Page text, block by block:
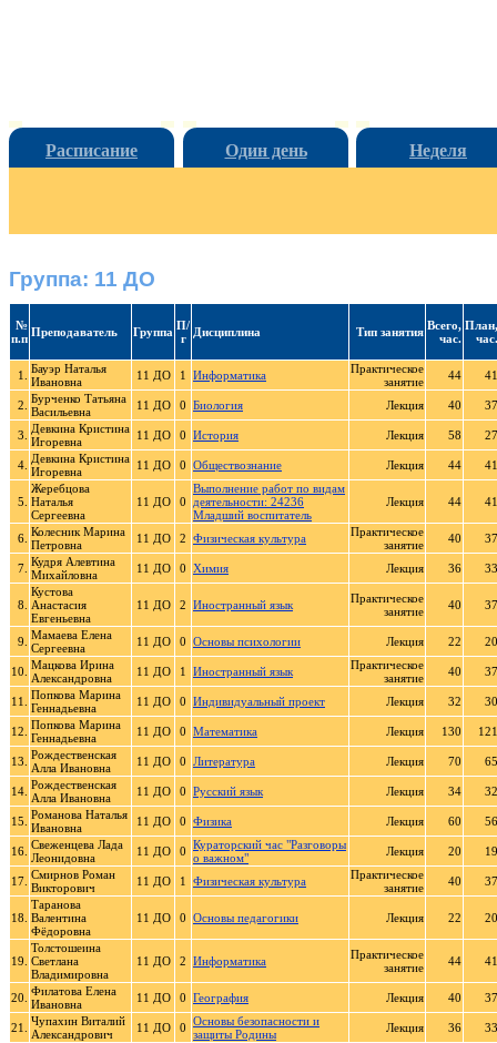
Расписание Один день Неделя
Группа: 11 ДО
№
п.п Преподаватель Группа П/
г
Дисциплина Тип занятия Всего,
час.
План,
час.
1.
Бауэр Наталья
Ивановна
11 ДО 1 Информатика
Практическое
занятие
44 41
2. Бурченко Татьяна
Васильевна
11 ДО 0 Биология Лекция 40 37
3.
Девкина Кристина
Игоревна
11 ДО 0 История Лекция 58 27
4. Девкина Кристина
Игоревна
11 ДО 0 Обществознание Лекция 44 41
5.
Жеребцова
Наталья
Сергеевна
11 ДО 0
Выполнение работ по видам
деятельности: 24236
Младший воспитатель
Лекция 44 41
6. Колесник Марина
Петровна
11 ДО 2 Физическая культура
Практическое
занятие
40 37
7. Кудря Алевтина
Михайловна
11 ДО 0 Химия Лекция 36 33
8.
Кустова
Анастасия
Евгеньевна
11 ДО 2 Иностранный язык
Практическое
занятие
40 37
9. Мамаева Елена
Сергеевна
11 ДО 0 Основы психологии Лекция 22 20
10. Мацкова Ирина
Александровна
11 ДО 1 Иностранный язык
Практическое
занятие
40 37
11.
Попкова Марина
Геннадьевна
11 ДО 0 Индивидуальный проект Лекция 32 30
12. Попкова Марина
Геннадьевна
11 ДО 0 Математика Лекция 130 121
13. Рождественская
Алла Ивановна
11 ДО 0 Литература Лекция 70 65
14. Рождественская
Алла Ивановна
11 ДО 0 Русский язык Лекция 34 32
15. Романова Наталья
Ивановна
11 ДО 0 Физика Лекция 60 56
16. Свеженцева Лада
Леонидовна
11 ДО 0 Кураторский час "Разговоры
о важном"
Лекция 20 19
17. Смирнов Роман
Викторович
11 ДО 1 Физическая культура
Практическое
занятие
40 37
18.
Таранова
Валентина
Фёдоровна
11 ДО 0 Основы педагогики Лекция 22 20
19.
Толстошеина
Светлана
Владимировна
11 ДО 2 Информатика
Практическое
занятие
44 41
20. Филатова Елена
Ивановна
11 ДО 0 География Лекция 40 37
21.
Чупахин Виталий
Александрович
11 ДО 0 Основы безопасности и
защиты Родины
Лекция 36
33